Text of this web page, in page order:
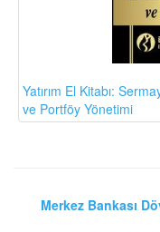
Yatırım El Kitabı:
ve Portföy Yönetimi
Merkez Bankası